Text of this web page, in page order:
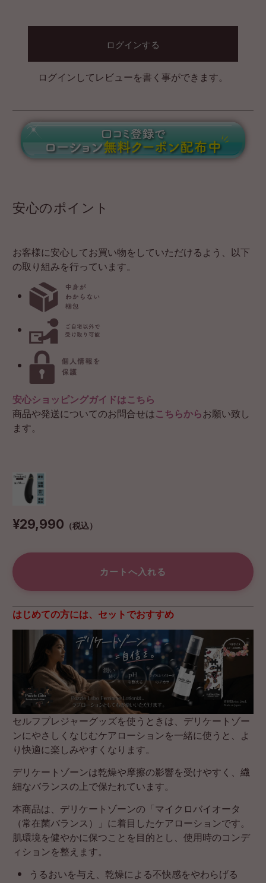
ログインする
ログインしてレビューを書く事ができます。
安心のポイント
お客様に安心してお買い物をしていただけるよう、以下
の取り組みを行っています。
安心ショッピングガイドはこちら
商品や発送についてのお問合せはこちらからお願い致し
ます。
¥29,990 （税込）
はじめての方には、セットでおすすめ
セルフプレジャーグッズを使うときは、デリケートゾー
ンにやさしくなじむケアローションを一緒に使うと、よ
り快適に楽しみやすくなります。
デリケートゾーンは乾燥や摩擦の影響を受けやすく、繊
細なバランスの上で保たれています。
本商品は、デリケートゾーンの「マイクロバイオータ
（常在菌バランス）」に着目したケアローションです。
肌環境を健やかに保つことを目的とし、使用時のコンデ
ィションを整えます。
うるおいを与え、乾燥による不快感をやわらげる